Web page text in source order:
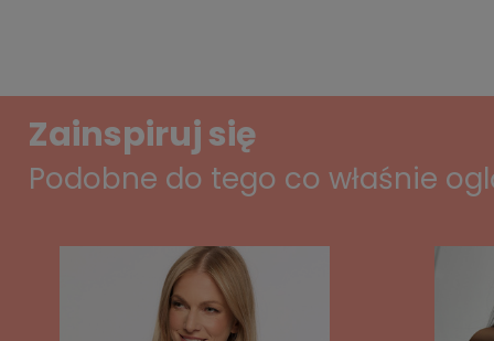
Zainspiruj się
Podobne do tego co właśnie